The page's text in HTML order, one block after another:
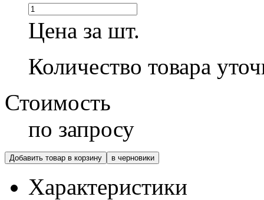
Цена за шт.
Количество товара
Стоимость
по запросу
Добавить товар в корзину в черновики
Характеристики